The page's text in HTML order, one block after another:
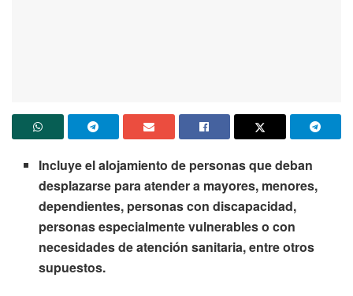
Incluye el alojamiento de personas que deban
desplazarse para atender a mayores, menores,
dependientes, personas con discapacidad,
personas especialmente vulnerables o con
necesidades de atención sanitaria, entre otros
supuestos.